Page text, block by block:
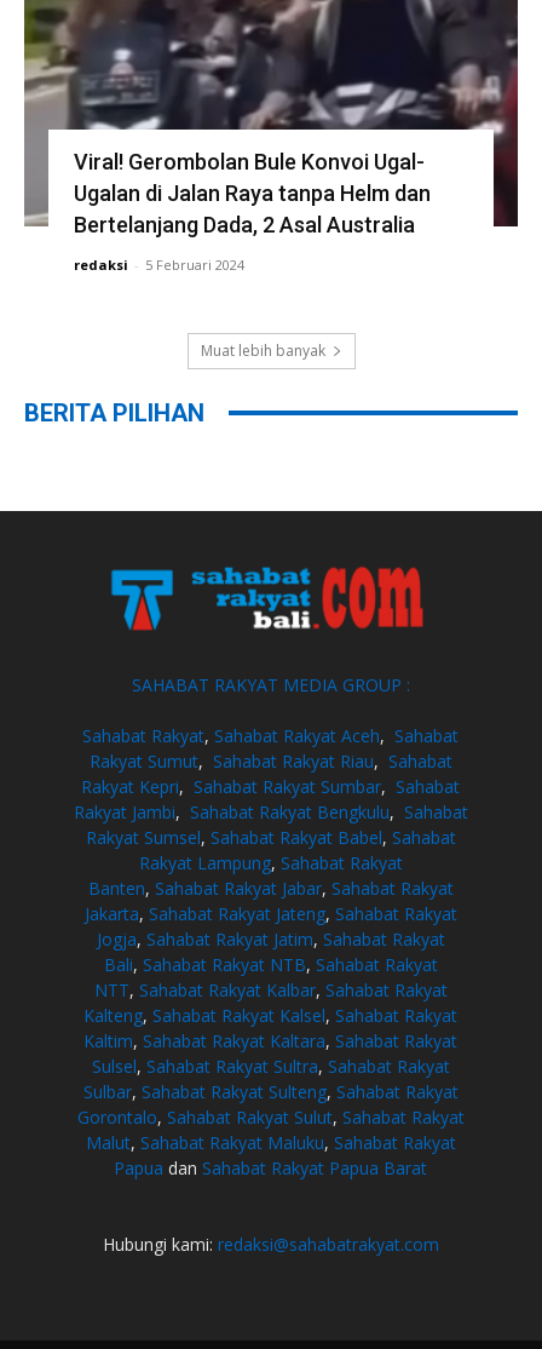
Viral! Gerombolan Bule Konvoi Ugal-
Ugalan di Jalan Raya tanpa Helm dan
Bertelanjang Dada, 2 Asal Australia
redaksi - 5 Februari 2024
Muat lebih banyak
BERITA PILIHAN
SAHABAT RAKYAT MEDIA GROUP :
Sahabat Rakyat, Sahabat Rakyat Aceh, Sahabat
Rakyat Sumut, Sahabat Rakyat Riau, Sahabat
Rakyat Kepri, Sahabat Rakyat Sumbar, Sahabat
Rakyat Jambi, Sahabat Rakyat Bengkulu, Sahabat
Rakyat Sumsel, Sahabat Rakyat Babel, Sahabat
Rakyat Lampung, Sahabat Rakyat
Banten, Sahabat Rakyat Jabar, Sahabat Rakyat
Jakarta, Sahabat Rakyat Jateng, Sahabat Rakyat
Jogja, Sahabat Rakyat Jatim, Sahabat Rakyat
Bali, Sahabat Rakyat NTB, Sahabat Rakyat
NTT, Sahabat Rakyat Kalbar, Sahabat Rakyat
Kalteng, Sahabat Rakyat Kalsel, Sahabat Rakyat
Kaltim, Sahabat Rakyat Kaltara, Sahabat Rakyat
Sulsel, Sahabat Rakyat Sultra, Sahabat Rakyat
Sulbar, Sahabat Rakyat Sulteng, Sahabat Rakyat
Gorontalo, Sahabat Rakyat Sulut, Sahabat Rakyat
Malut, Sahabat Rakyat Maluku, Sahabat Rakyat
Papua dan Sahabat Rakyat Papua Barat
Hubungi kami: redaksi@sahabatrakyat.com